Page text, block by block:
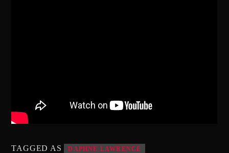
TAGGED AS DAPHNE LAWRENCE